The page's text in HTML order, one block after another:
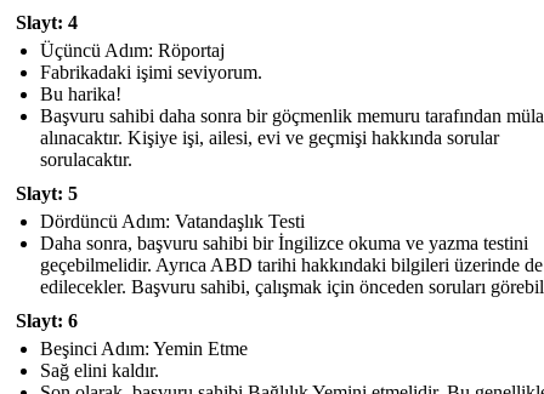
Slayt: 4
Üçüncü Adım: Röportaj
Fabrikadaki işimi seviyorum.
Bu harika!
Başvuru sahibi daha sonra bir göçmenlik memuru tarafından
alınacaktır. Kişiye işi, ailesi, evi ve geçmişi hakkında sorular
sorulacaktır.
Slayt: 5
Dördüncü Adım: Vatandaşlık Testi
Daha sonra, başvuru sahibi bir İngilizce okuma ve yazma testini
geçebilmelidir. Ayrıca ABD tarihi hakkındaki bilgileri üzerinde
edilecekler. Başvuru sahibi, çalışmak için önceden soruları
Slayt: 6
Beşinci Adım: Yemin Etme
Sağ elini kaldır.